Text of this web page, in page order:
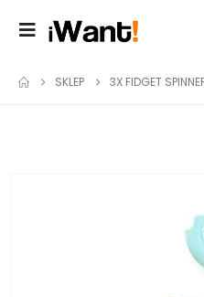
SKLEP 3X FIDGET